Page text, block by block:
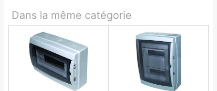
Dans la même catégorie